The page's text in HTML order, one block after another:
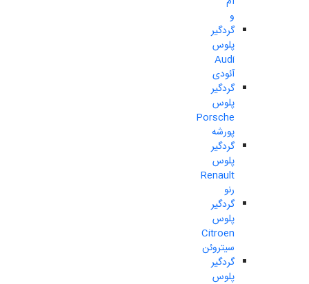
و
گردگیر
پلوس
Audi
آئودی
گردگیر
پلوس
Porsche
پورشه
گردگیر
پلوس
Renault
رنو
گردگیر
پلوس
Citroen
سیتروئن
گردگیر
پلوس